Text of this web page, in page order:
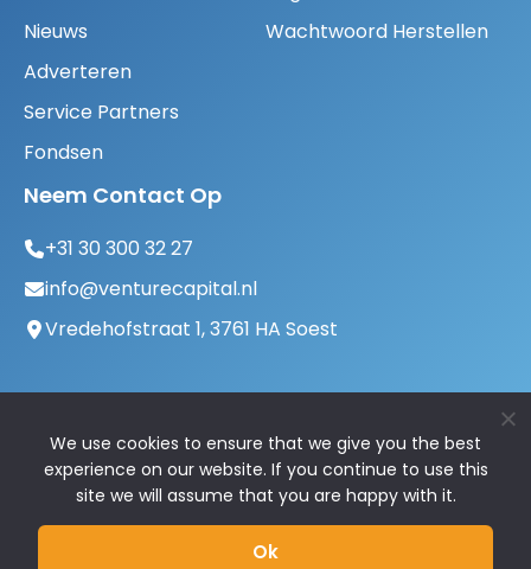
Nieuws
Adverteren
Service Partners
Fondsen
Wachtwoord Herstellen
Neem Contact Op
+31 30 300 32 27
info@venturecapital.nl
Vredehofstraat 1, 3761 HA Soest
© 2026 VentureCapital.nl | Alle rechten
We use cookies to ensure that we give you the best
experience on our website. If you continue to use this
site we will assume that you are happy with it.
Ok